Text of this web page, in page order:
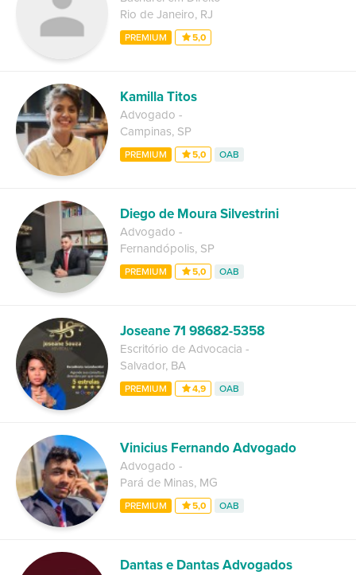
Rio de Janeiro, RJ
PREMIUM 5,0
Kamilla Titos
Advogado -
Campinas, SP
PREMIUM 5,0 OAB
Diego de Moura Silvestrini
Advogado -
Fernandópolis, SP
PREMIUM 5,0 OAB
Joseane 71 98682-5358
Escritório de Advocacia -
Salvador, BA
PREMIUM 4,9 OAB
Vinicius Fernando Advogado
Advogado -
Pará de Minas, MG
PREMIUM 5,0 OAB
Dantas e Dantas Advogados